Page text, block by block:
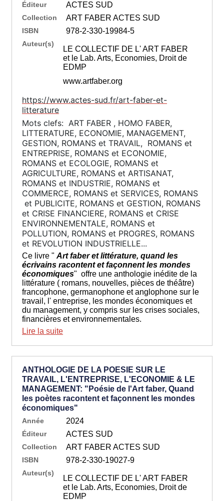
Éditeur ACTES SUD
Collection ART FABER ACTES SUD
ISBN 978-2-330-19984-5
Auteur(s)
LE COLLECTIF DE L' ART FABER
et le Lab. Arts, Economies, Droit de
EDMP
www.artfaber.org
https://www.actes-sud.fr/art-faber-et-
litterature
Mots clefs: ART FABER , HOMO FABER,
LITTERATURE, ECONOMIE, MANAGEMENT,
GESTION, ROMANS et TRAVAIL, ROMANS et
ENTREPRISE, ROMANS et ECONOMIE,
ROMANS et ECOLOGIE, ROMANS et
AGRICULTURE, ROMANS et ARTISANAT,
ROMANS et INDUSTRIE, ROMANS et
COMMERCE, ROMANS et SERVICES, ROMANS
et PUBLICITE, ROMANS et GESTION, ROMANS
et CRISE FINANCIERE, ROMANS et CRISE
ENVIRONNEMENTALE, ROMANS et
POLLUTION, ROMANS et PROGRES, ROMANS
et REVOLUTION INDUSTRIELLE...
Ce livre " Art faber et littérature, quand les
écrivains racontent et façonnent les mondes
économiques" offre une anthologie inédite de la
littérature ( romans, nouvelles, pièces de théâtre)
francophone, germanophone et anglophone sur le
travail, l' entreprise, les mondes économiques et
du management, y compris sur les crises sociales,
financières et environnementales.
Lire la suite
ANTHOLOGIE DE LA POESIE SUR LE
TRAVAIL, L'ENTREPRISE, L'ECONOMIE & LE
MANAGEMENT: "Poésie de l'Art faber, Quand
les poètes racontent et façonnent les mondes
économiques"
Année 2024
Éditeur ACTES SUD
Collection ART FABER ACTES SUD
ISBN 978-2-330-19027-9
Auteur(s)
LE COLLECTIF DE L' ART FABER
et le Lab. Arts, Economies, Droit de
EDMP